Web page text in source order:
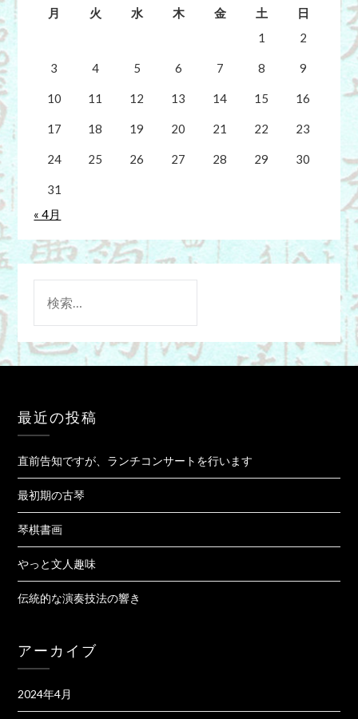
月 火 水 木 金 土
日
1
2
3 4 5 6 7 8 9
10 11 12 13 14 15 16
17 18 19 20 21 22 23
24 25 26 27 28 29 30
31
« 4月
索:
最近の投稿
直前告知ですが、ランチコンサートを行います
最初期の古琴
琴棋書画
やっと文人趣味
伝統的な演奏技法の響き
アーカイブ
2024年4月